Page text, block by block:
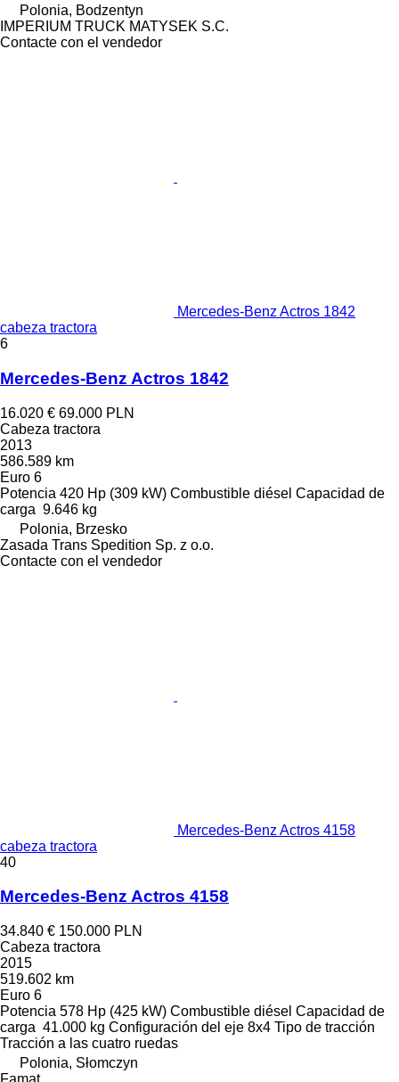
Polonia, Bodzentyn
IMPERIUM TRUCK MATYSEK S.C.
Contacte con el vendedor
Mercedes-Benz Actros 1842
cabeza tractora
6
Mercedes-Benz Actros 1842
16.020 € 69.000 PLN
Cabeza tractora
2013
586.589 km
Euro 6
Potencia 420 Hp (309 kW) Combustible diésel Capacidad de
carga 9.646 kg
Polonia, Brzesko
Zasada Trans Spedition Sp. z o.o.
Contacte con el vendedor
Mercedes-Benz Actros 4158
cabeza tractora
40
Mercedes-Benz Actros 4158
34.840 € 150.000 PLN
Cabeza tractora
2015
519.602 km
Euro 6
Potencia 578 Hp (425 kW) Combustible diésel Capacidad de
carga 41.000 kg Configuración del eje 8x4 Tipo de tracción
Tracción a las cuatro ruedas
Polonia, Słomczyn
Famat